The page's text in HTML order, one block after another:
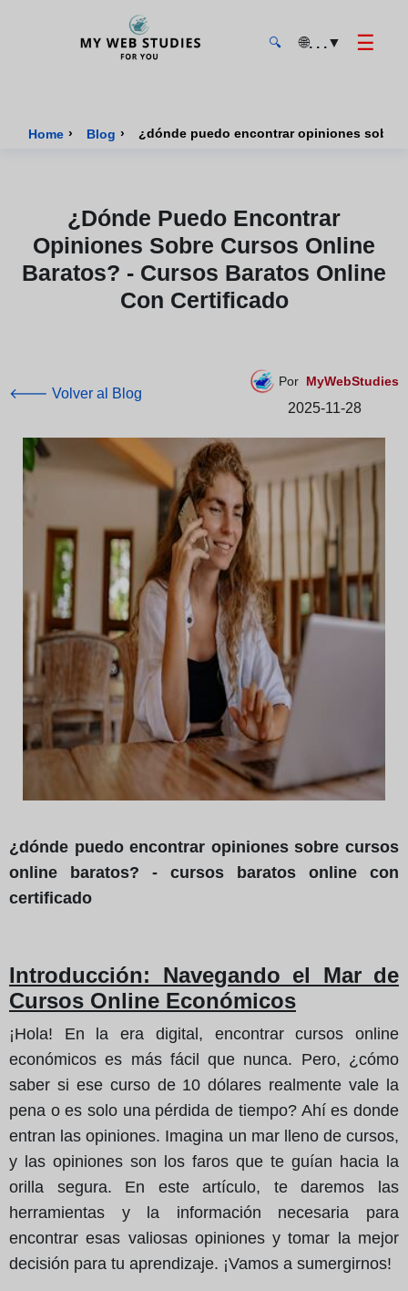
🔍 🌐. . .▼ ☰
Home › Blog ›
¿dónde Puedo Encontrar
Opiniones Sobre Cursos Online
Baratos? - Cursos Baratos Online
Con Certificado
🡐 Volver al Blog
Por MyWebStudies
2025-11-28
¿dónde puedo encontrar opiniones sobre cursos
online baratos? - cursos baratos online con
certificado
Introducción: Navegando el Mar de
Cursos Online Económicos
¡Hola! En la era digital, encontrar cursos online
económicos es más fácil que nunca. Pero, ¿cómo
saber si ese curso de 10 dólares realmente vale la
pena o es solo una pérdida de tiempo? Ahí es donde
entran las opiniones. Imagina un mar lleno de cursos,
y las opiniones son los faros que te guían hacia la
orilla segura. En este artículo, te daremos las
herramientas y la información necesaria para
encontrar esas valiosas opiniones y tomar la mejor
decisión para tu aprendizaje. ¡Vamos a sumergirnos!